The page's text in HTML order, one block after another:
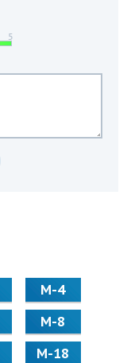
М-4
М-8
М-18